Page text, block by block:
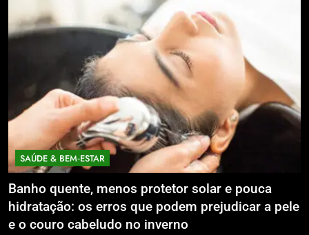
SAÚDE & BEM‑ESTAR
Banho quente, menos protetor solar e pouca
hidratação: os erros que podem prejudicar a pele
e o couro cabeludo no inverno